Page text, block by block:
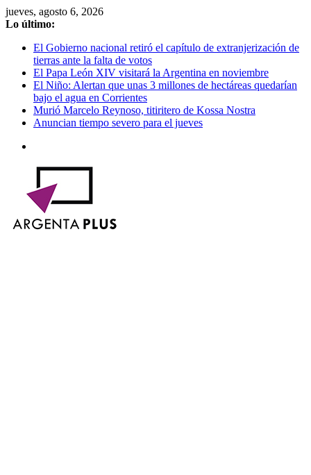
Saltar
al
jueves, agosto 6, 2026
Lo último:
El Gobierno nacional retiró el capítulo de extranjerización de
tierras ante la falta de votos
El Papa León XIV visitará la Argentina en noviembre
El Niño: Alertan que unas 3 millones de hectáreas quedarían
bajo el agua en Corrientes
Murió Marcelo Reynoso, titiritero de Kossa Nostra
Anuncian tiempo severo para el jueves